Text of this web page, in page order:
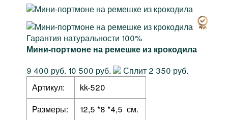
Гарантия натуральности 100%
Мини-портмоне на ремешке из крокодила
9 400 руб. 10 500 руб.
Сплит 2 350 руб.
Артикул:
kk-520
Размеры:
12,5 *8 *4,5 см.